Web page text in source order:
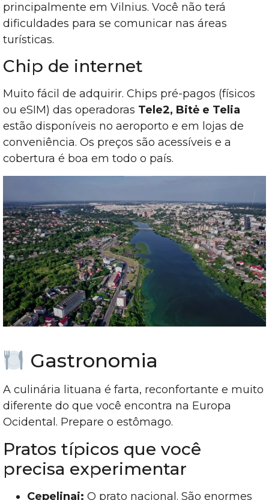
principalmente em Vilnius. Você não terá
dificuldades para se comunicar nas áreas
turísticas.
Chip de internet
Muito fácil de adquirir. Chips pré-pagos (físicos
ou eSIM) das operadoras Tele2, Bitė e Telia
estão disponíveis no aeroporto e em lojas de
conveniência. Os preços são acessíveis e a
cobertura é boa em todo o país.
Gastronomia
A culinária lituana é farta, reconfortante e muito
diferente do que você encontra na Europa
Ocidental. Prepare o estômago.
Pratos típicos que você
precisa experimentar
Cepelinai: O prato nacional. São enormes